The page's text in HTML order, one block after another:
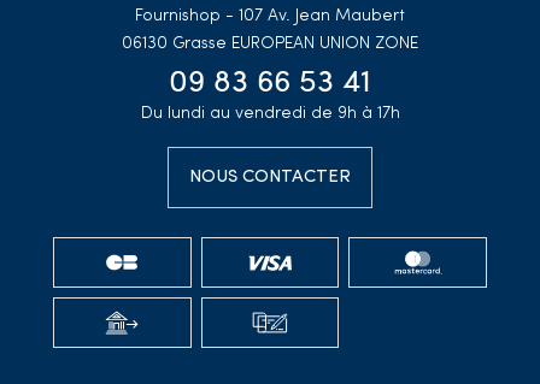
Fournishop - 107 Av. Jean Maubert
06130 Grasse EUROPEAN UNION ZONE
09 83 66 53 41
Du lundi au vendredi de 9h à 17h
NOUS CONTACTER